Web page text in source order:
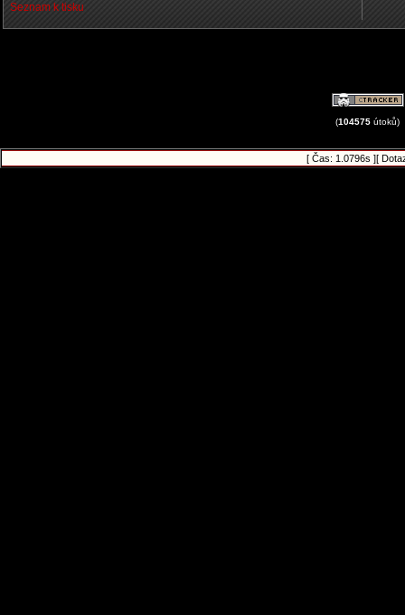
Seznam k tisku
(104575 útoků)
[ Čas: 1.0796s ][